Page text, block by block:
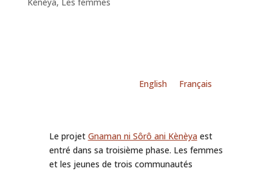
English Français
Le projet Gnaman ni Sôrô ani Kènèyaest
entré dans sa troisième phase. Les femmes
et les jeunes de trois communautés